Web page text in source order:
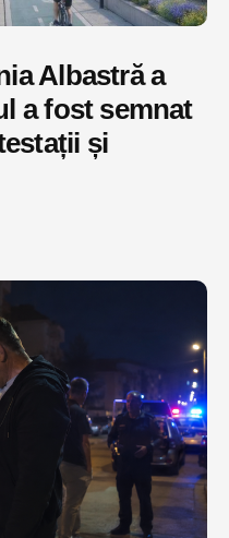
Albastră a
a fost semnat
și